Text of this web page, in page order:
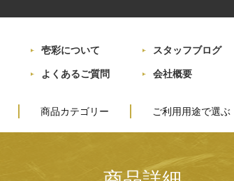
壱彩について スタッフブログ
よくあるご質問 会社概要
商品カテゴリー
定番弁当
ご利用用途で選ぶ
会議・各種お集まり
ご接待